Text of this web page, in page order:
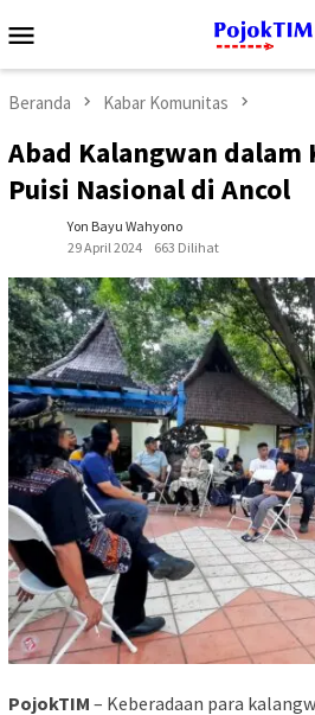
ke
Mobile
Beranda Kabar Komunitas
Abad Kalangwan dalam
Puisi Nasional di Ancol
Yon Bayu Wahyono
29 April 2024
663 Dilihat
PojokTIM – Keberadaan para